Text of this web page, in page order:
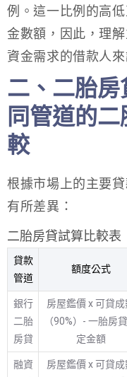
例。這一比例的高
金數額，因此，理
資金需求的借款人來
二、二胎
同管道的
較
根據市場上的主要
有所差異：
二胎房貸試算比較表
貸款
管道
額度公式
銀行
二胎
房貸
房屋鑑價 x 可貸成
（90%）- 一胎房
定金額
融資
房屋鑑價 x 可貸成